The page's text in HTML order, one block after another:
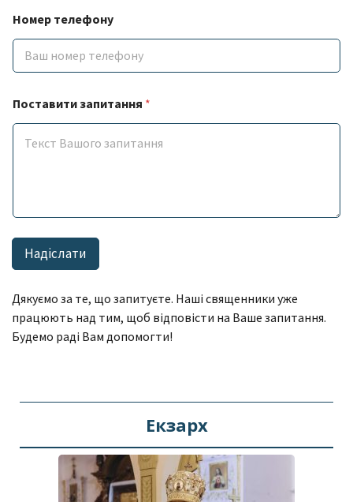
о
м
р
а
П
р
е
Номер телефону
Поставити запитання *
Надіслати
Дякуємо за те, що запитуєте. Наші священники уже
працюють над тим, щоб відповісти на Ваше запитання.
Будемо раді Вам допомогти!
Екзарх